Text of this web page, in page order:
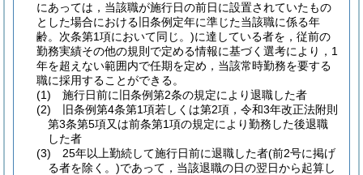
にあっては，当該職が施行日の前日に設置されていたもの
とした場合における旧条例定年に準じた当該職に係る年
齢。次条第1項において同じ。)に達している者を，従前の
勤務実績その他の規則で定める情報に基づく選考により，1
年を超えない範囲内で任期を定め，当該常時勤務を要する
職に採用することができる。
(1)
施行日前に旧条例第2条の規定により退職した者
(2)
旧条例第4条第1項若しくは第2項，令和3年改正法附則
第3条第5項又は前条第1項の規定により勤務した後退職
した者
(3)
25年以上勤続して施行日前に退職した者(前2号に掲げ
る者を除く。)であって，当該退職の日の翌日から起算し